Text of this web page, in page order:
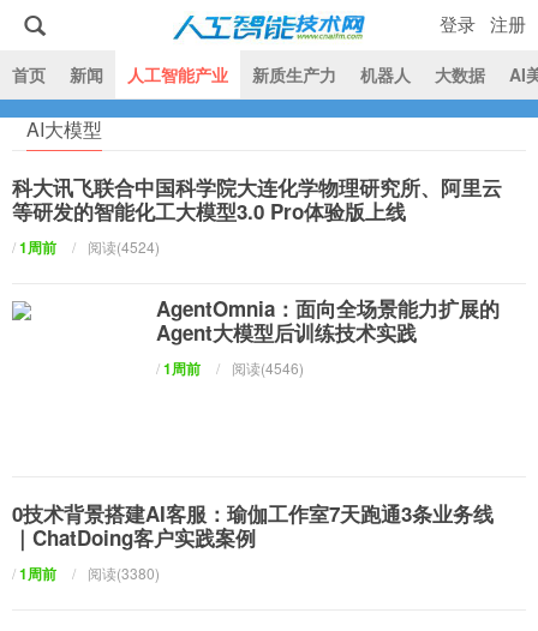
人工智能技术网
首页 新闻 人工智能产业 新质生产力 机器人 大数据 AI
登录 注册
AI大模型
科大讯飞联合中国科学院大连化学物理研究所、阿里云
等研发的智能化工大模型3.0 Pro体验版上线
/1周前 / 阅读(4524)
AgentOmnia：面向全场景能力扩展的
Agent大模型后训练技术实践
/1周前 / 阅读(4546)
0技术背景搭建AI客服：瑜伽工作室7天跑通3条业务线
｜ChatDoing客户实践案例
/1周前 / 阅读(3380)